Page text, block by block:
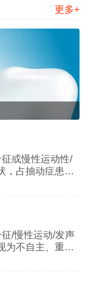
达自我，吸引
、搞笑)吸引同伴
经允许加入游
被同伴逐渐疏
更多+
或慢性运动性/
，占抽动症患儿
环路异常及心
特征及治疗策
、小脑之间的神
超敏，导致运动
重复性和刻板
/慢性运动/发声
为不自主、重
、鉴别诊断、